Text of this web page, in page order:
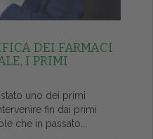
DEI FARMACI
I PRIMI
uno dei primi
fin dai primi
che in passato...